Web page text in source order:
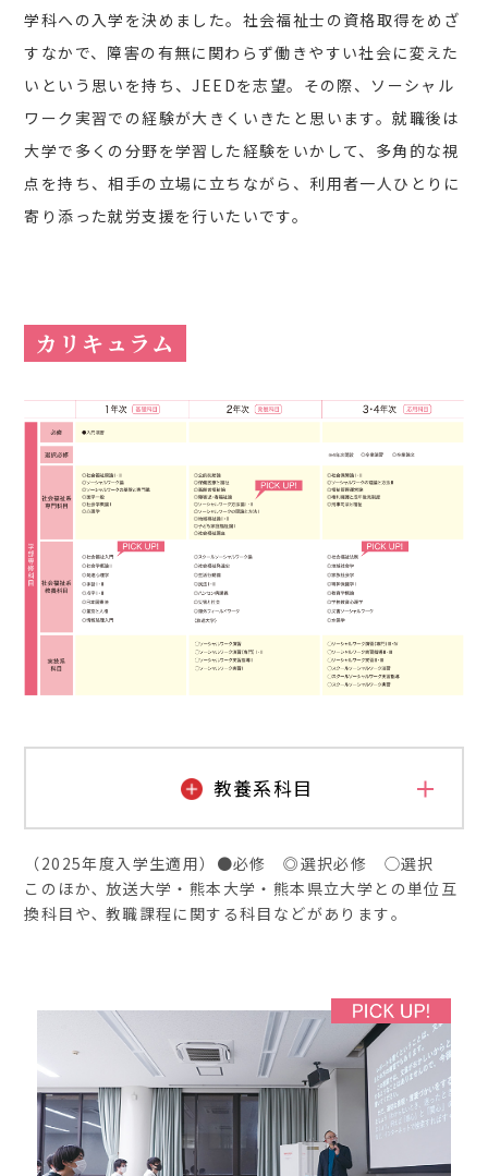
学科への入学を決めました。社会福祉士の資格取得をめざ
すなかで、障害の有無に関わらず働きやすい社会に変えた
いという思いを持ち、JEEDを志望。その際、ソーシャル
ワーク実習での経験が大きくいきたと思います。就職後は
大学で多くの分野を学習した経験をいかして、多角的な視
点を持ち、相手の立場に立ちながら、利用者一人ひとりに
寄り添った就労支援を行いたいです。
カリキュラム
教養系科目
ディプロマ・ポリシーに沿った「教養教
ディプロマ・ポリシーの詳細はこちら
（2025年度入学生適用）●必修 ◎選択必修 ◯選択
このほか､ 放送大学・熊本大学・熊本県立大学との単位互
換科目や､ 教職課程に関する科目などがあります｡